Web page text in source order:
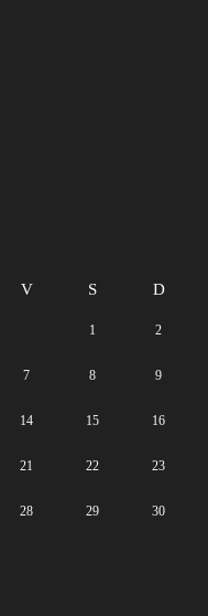
V S D
1 2
7 8 9
14 15 16
21 22 23
28 29 30